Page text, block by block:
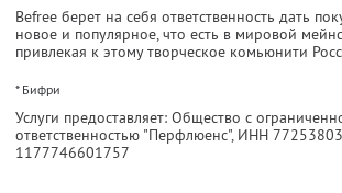
Befree берет на себя ответственность дать
новое и популярное, что есть в мировой
привлекая к этому творческое комьюнити
* Бифри
Услуги предоставляет: Общество с
ответственностью "Перфлюенс", ИНН
1177746601757